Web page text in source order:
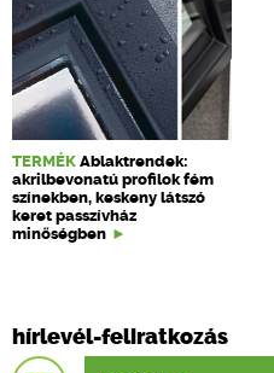
TERMÉK Ablaktrendek:
akrilbevonatú profilok fém
színekben, keskeny látszó
keret passzívház
minőségben
hírlevél-feliratkozás